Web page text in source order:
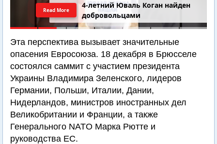
4-летний Юваль Коган найден
добровольцами
Read More
Эта перспектива вызывает значительные
опасения Евросоюза. 18 декабря в Брюсселе
состоялся саммит с участием президента
Украины Владимира Зеленского, лидеров
Германии, Польши, Италии, Дании,
Нидерландов, министров иностранных дел
Великобритании и Франции, а также
Генерального NATO Марка Рютте и
руководства ЕС.